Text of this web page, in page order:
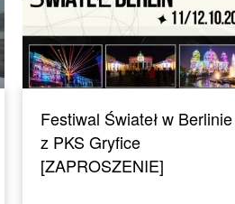
Festiwal Świateł w Berlinie
z PKS Gryfice
[ZAPROSZENIE]